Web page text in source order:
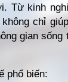
Từ kinh
chỉ
gian sống
phổ biến: